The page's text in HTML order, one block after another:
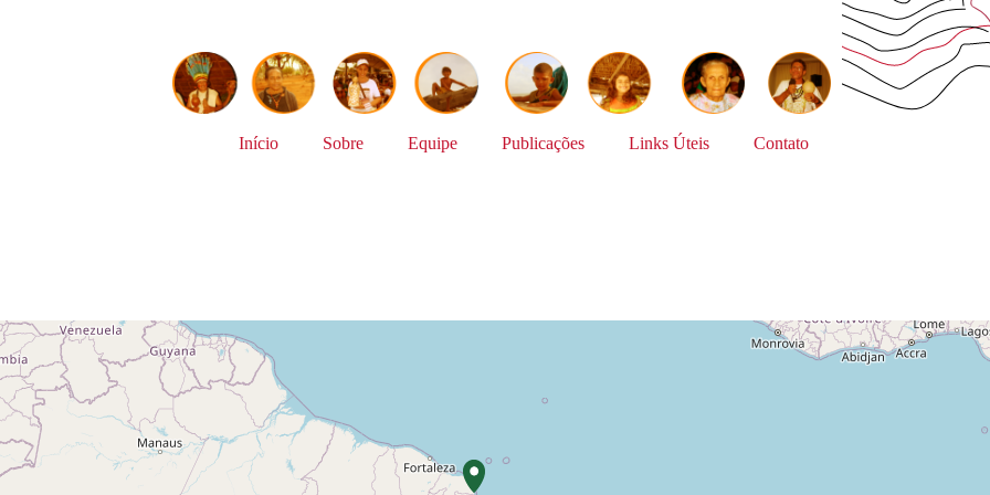
Início Sobre Equipe Publicações Links Úteis Contato